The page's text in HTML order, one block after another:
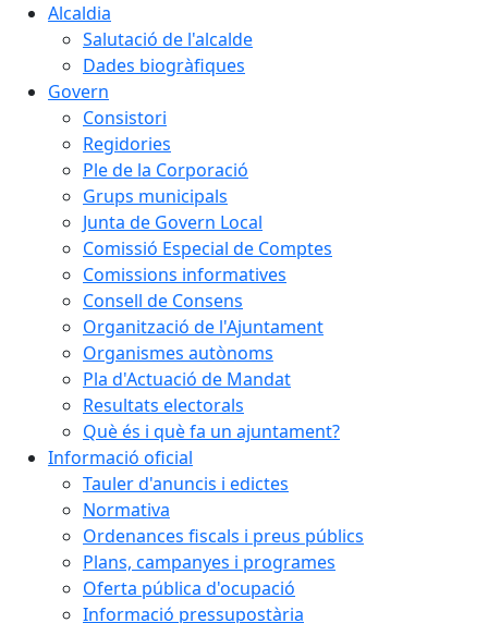
Alcaldia
Salutació de l'alcalde
Dades biogràfiques
Govern
Consistori
Regidories
Ple de la Corporació
Grups municipals
Junta de Govern Local
Comissió Especial de Comptes
Comissions informatives
Consell de Consens
Organització de l'Ajuntament
Organismes autònoms
Pla d'Actuació de Mandat
Resultats electorals
Què és i què fa un ajuntament?
Informació oficial
Tauler d'anuncis i edictes
Normativa
Ordenances fiscals i preus públics
Plans, campanyes i programes
Oferta pública d'ocupació
Informació pressupostària